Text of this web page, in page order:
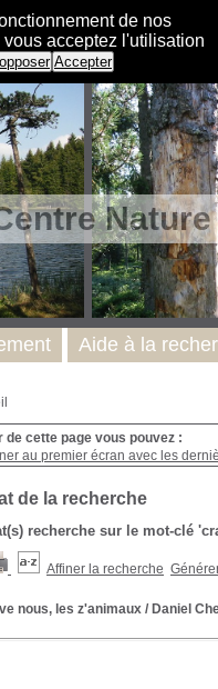
de nos
acceptez l'utilisation
Accepter
de cette page vous pouvez :
au premier écran avec les
de la recherche
recherche sur le mot-clé
Affiner la recherche
nous, les z'animaux / Daniel
Aide à la